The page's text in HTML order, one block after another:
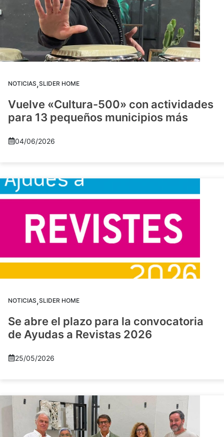
NOTICIAS,SLIDER HOME
Vuelve «Cultura-500» con actividades
para 13 pequeños municipios más
04/06/2026
NOTICIAS,SLIDER HOME
Se abre el plazo para la convocatoria
de Ayudas a Revistas 2026
25/05/2026